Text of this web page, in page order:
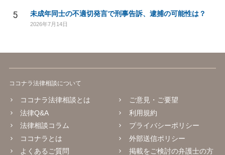
5 未成年同士の不適切発言で刑事告訴、逮捕の可能性は？
2026年7月14日
ココナラ法律相談について
ココナラ法律相談とは
法律Q&A
法律相談コラム
ココナラとは
よくあるご質問
ご意見・ご要望
利用規約
プライバシーポリシー
外部送信ポリシー
掲載をご検討の弁護士の方